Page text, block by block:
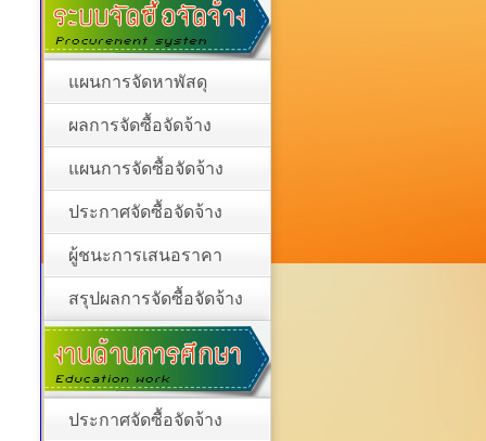
แผนการจัดหาพัสดุ
ผลการจัดซื้อจัดจ้าง
แผนการจัดซื้อจัดจ้าง
ประกาศจัดซื้อจัดจ้าง
ผู้ชนะการเสนอราคา
สรุปผลการจัดซื้อจัดจ้าง
ประกาศจัดซื้อจัดจ้าง